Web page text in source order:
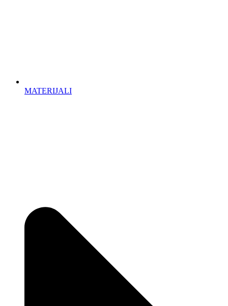
MATERIJALI